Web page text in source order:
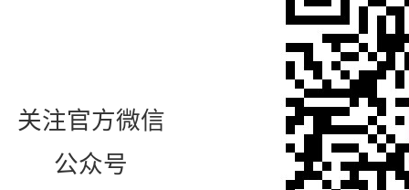
关注官方微信
公众号